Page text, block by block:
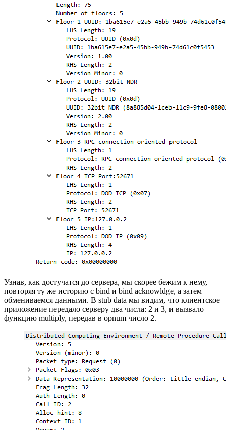
Узнав, как достучатся до сервера, мы скорее бежим к нему,
повторяя ту же историю с bind и bind acknowldge, а затем
обмениваемся данными. В stub data мы видим, что клиентское
приложение передало серверу два числа: 2 и 3, и вызвало
функцию multiply, передав в opnum число 2.